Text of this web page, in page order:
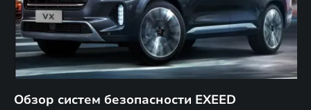
Обзор систем безопасности EXEED